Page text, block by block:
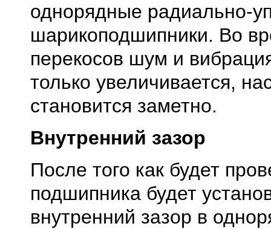
однорядные радиально-
шарикоподшипники. Во
перекосов шум и
только увеличивается,
становится заметно.
Внутренний зазор
После того как будет
подшипника будет
внутренний зазор в